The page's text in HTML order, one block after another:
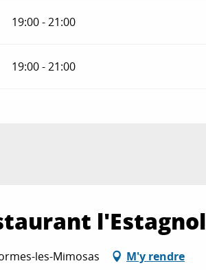
19:00 - 21:00
19:00 - 21:00
l'Estagnol
les-Mimosas M'y rendre